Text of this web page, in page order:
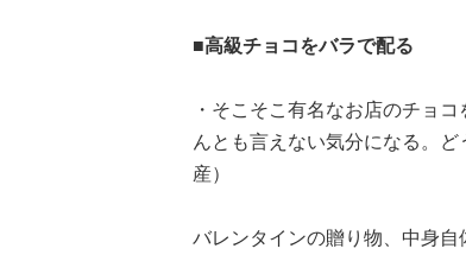
■高級チョコをバラで配る
・そこそこ有名なお店のチョ
んとも言えない気分になる。
産）
バレンタインの贈り物、中身